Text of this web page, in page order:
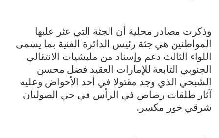
وذكرت مصادر محلية أن الجثة التي عثر عليها
المواطنين هي جثة رئيس الدائرة الفنية بما يسمى
اللواء الثالث دعم وإسناد من مليشيات الانتقالي
الجنوبي التابعة للإمارات العقيد فضل محسن
الشبحي الذي وجد مقتولا في أحد الأحواض وعليه
آثار طلقات رصاص في الرأس في حي الصولبان
شرقي خور مكسر.